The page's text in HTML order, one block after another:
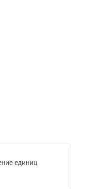
единиц